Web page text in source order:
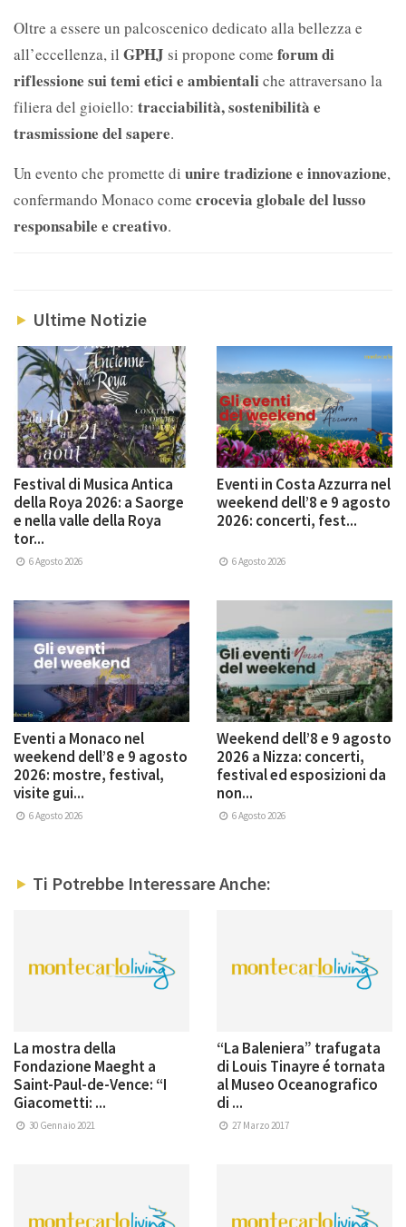
Oltre a essere un palcoscenico dedicato alla bellezza e
all’eccellenza, il GPHJ si propone come forum di
riflessione sui temi etici e ambientaliche attraversano la
filiera del gioiello: tracciabilità, sostenibilità e
trasmissione del sapere.
Un evento che promette di unire tradizione e innovazione,
confermando Monaco come crocevia globale del lusso
responsabile e creativo.
Ultime Notizie
Festival di Musica Antica
della Roya 2026: a Saorge
e nella valle della Roya
tor...
6 Agosto 2026
Eventi in Costa Azzurra nel
weekend dell’8 e 9 agosto
2026: concerti, fest...
6 Agosto 2026
Eventi a Monaco nel
weekend dell’8 e 9 agosto
2026: mostre, festival,
visite gui...
6 Agosto 2026
Weekend dell’8 e 9 agosto
2026 a Nizza: concerti,
festival ed esposizioni da
non...
6 Agosto 2026
Ti Potrebbe Interessare Anche:
La mostra della
Fondazione Maeght a
Saint-Paul-de-Vence: “I
Giacometti: ...
30 Gennaio 2021
“La Baleniera” trafugata
di Louis Tinayre é tornata
al Museo Oceanografico
di ...
27 Marzo 2017